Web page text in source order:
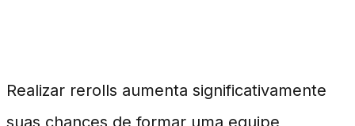
Realizar rerolls aumenta significativamente
suas chances de formar uma equipe